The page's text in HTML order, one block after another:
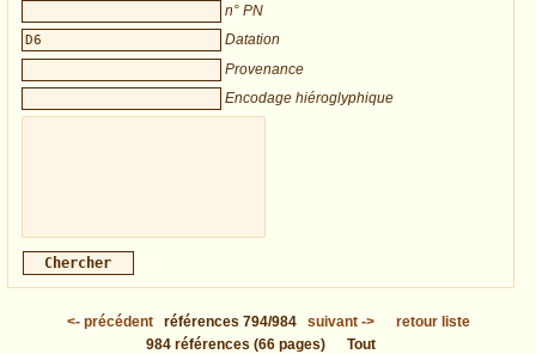
n° PN
Datation
Provenance
Encodage hiéroglyphique
<- précédent références 794/984 suivant->
retour liste
984 références (66 pages)
Tout